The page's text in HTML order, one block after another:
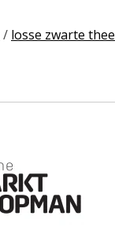
/ losse zwarte thee